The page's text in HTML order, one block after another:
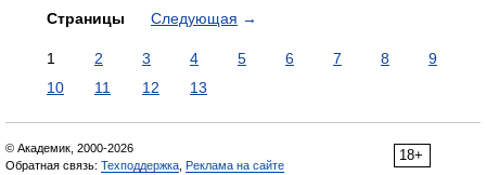
Страницы Следующая →
1 2 3 4 5 6 7 8
9
10
11 12 13
18+
© Академик, 2000-2026
Обратная связь: Техподдержка Реклама на сайте